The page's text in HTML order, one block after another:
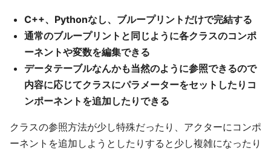
C++、Pythonなし、ブループリントだけで完結する
通常のブループリントと同じように各クラスのコンポ
ーネントや変数を編集できる
データテーブルなんかも当然のように参照できるので
内容に応じてクラスにパラメーターをセットしたりコ
ンポーネントを追加したりできる
クラスの参照方法が少し特殊だったり、アクターにコンポ
ーネントを追加しようとしたりすると少し複雑になったり